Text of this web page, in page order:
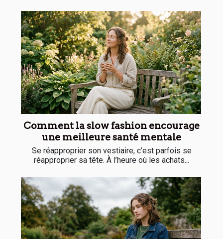
Comment la slow fashion encourage
une meilleure santé mentale
Se réapproprier son vestiaire, c’est parfois se
réapproprier sa tête. À l’heure où les achats...